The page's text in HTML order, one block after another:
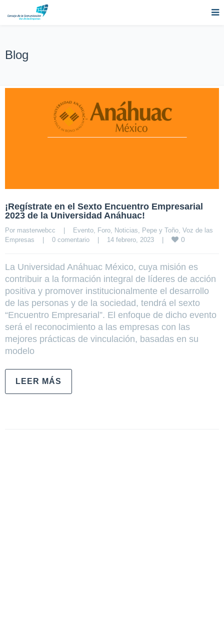
Blog
¡Regístrate en el Sexto Encuentro Empresarial
2023 de la Universidad Anáhuac!
Por masterwebcc | Evento Foro Noticias Pepe y Toño Voz de las
Empresas
| 0 comentario | 14 febrero, 2023 | 0
La Universidad Anáhuac México, cuya misión es
contribuir a la formación integral de líderes de acción
positiva y promover institucionalmente el desarrollo
de las personas y de la sociedad, tendrá el sexto
“Encuentro Empresarial”. El enfoque de dicho evento
será el reconocimiento a las empresas con las
mejores prácticas de vinculación, basadas en su
modelo
LEER MÁS